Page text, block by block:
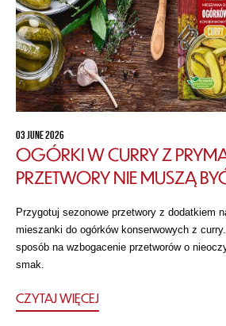
03 JUNE 2026
OGÓRKI W CURRY Z
PRZETWORY NIE MUSZĄ
Przygotuj sezonowe przetwory z dodatkiem
mieszanki do ogórków konserwowych z
sposób na wzbogacenie przetworów o
smak.
CZYTAJ WIĘCEJ